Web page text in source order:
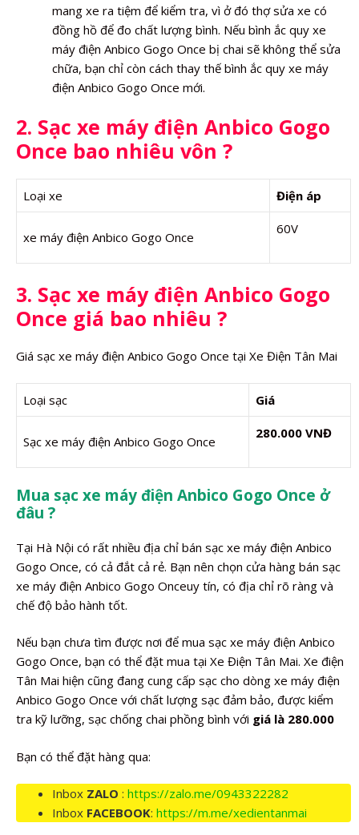
mang xe ra tiệm để kiểm tra, vì ở đó thợ sửa xe có
đồng hồ để đo chất lượng bình. Nếu bình ắc quy xe
máy điện Anbico Gogo Once bị chai sẽ không thể sửa
chữa, bạn chỉ còn cách thay thế bình ắc quy xe máy
điện Anbico Gogo Once mới.
2. Sạc xe máy điện Anbico Gogo
Once bao nhiêu vôn ?
Loại xe Điện áp
xe máy điện Anbico Gogo Once
60V
3. Sạc xe máy điện Anbico Gogo
Once giá bao nhiêu ?
Giá sạc xe máy điện Anbico Gogo Once tại Xe Điện Tân Mai
Loại sạc Giá
Sạc xe máy điện Anbico Gogo Once
280.000 VNĐ
Mua sạc xe máy điện Anbico Gogo Once ở
đâu ?
Tại Hà Nội có rất nhiều địa chỉ bán sạc xe máy điện Anbico
Gogo Once, có cả đắt cả rẻ. Bạn nên chọn cửa hàng bán sạc
xe máy điện Anbico Gogo Onceuy tín, có địa chỉ rõ ràng và
chế độ bảo hành tốt.
Nếu bạn chưa tìm được nơi để mua sạc xe máy điện Anbico
Gogo Once, bạn có thể đặt mua tại Xe Điện Tân Mai. Xe điện
Tân Mai hiện cũng đang cung cấp sạc cho dòng xe máy điện
Anbico Gogo Once với chất lượng sạc đảm bảo, được kiểm
tra kỹ lưỡng, sạc chống chai phồng bình với giá là 280.000
Bạn có thể đặt hàng qua:
Inbox ZALO : https://zalo.me/0943322282
Inbox FACEBOOK: https://m.me/xedientanmai